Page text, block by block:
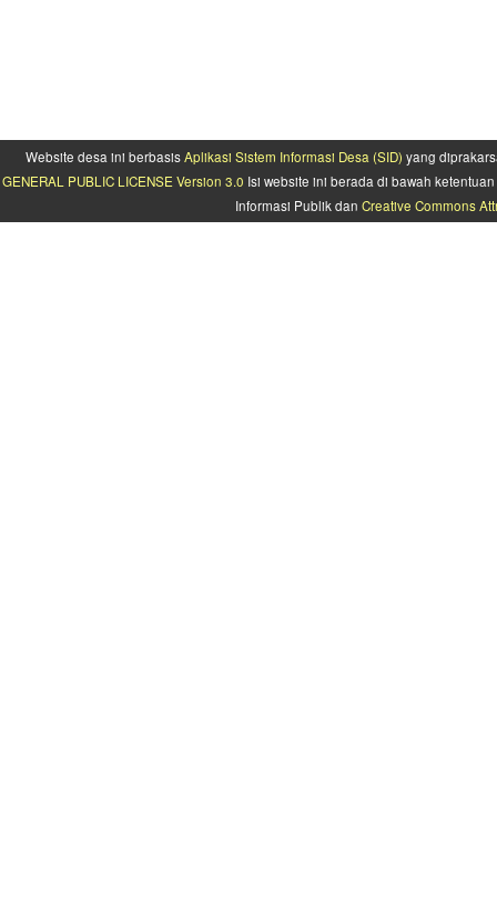
Website desa ini berbasisAplikasi Sistem Informasi Desa (SID) yang
GENERAL PUBLIC LICENSE Version 3.0 Isi website ini berada di bawah
Informasi Publik dan Creative Commons